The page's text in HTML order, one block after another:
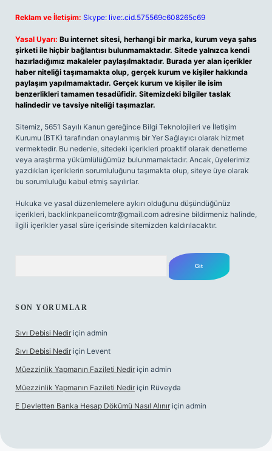
Reklam ve İletişim: Skype: live:.cid.575569c608265c69
Yasal Uyarı: Bu internet sitesi, herhangi bir marka, kurum veya şahıs
şirketi ile hiçbir bağlantısı bulunmamaktadır. Sitede yalnızca kendi
hazırladığımız makaleler paylaşılmaktadır. Burada yer alan içerikler
haber niteliği taşımamakta olup, gerçek kurum ve kişiler hakkında
paylaşım yapılmamaktadır. Gerçek kurum ve kişiler ile isim
benzerlikleri tamamen tesadüfidir. Sitemizdeki bilgiler taslak
halindedir ve tavsiye niteliği taşımazlar.
Sitemiz, 5651 Sayılı Kanun gereğince Bilgi Teknolojileri ve İletişim
Kurumu (BTK) tarafından onaylanmış bir Yer Sağlayıcı olarak hizmet
vermektedir. Bu nedenle, sitedeki içerikleri proaktif olarak denetleme
veya araştırma yükümlülüğümüz bulunmamaktadır. Ancak, üyelerimiz
yazdıkları içeriklerin sorumluluğunu taşımakta olup, siteye üye olarak
bu sorumluluğu kabul etmiş sayılırlar.
Hukuka ve yasal düzenlemelere aykırı olduğunu düşündüğünüz
içerikleri, backlinkpanelicomtr@gmail.com adresine bildirmeniz halinde,
ilgili içerikler yasal süre içerisinde sitemizden kaldırılacaktır.
SON YORUMLAR
Sıvı Debisi Nedir için admin
Sıvı Debisi Nedir için Levent
Müezzinlik Yapmanın Fazileti Nedir için admin
Müezzinlik Yapmanın Fazileti Nedir için Rüveyda
E Devletten Banka Hesap Dökümü Nasıl Alınır için admin